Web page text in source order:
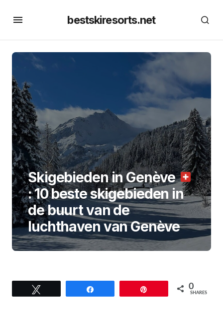
bestskiresorts.net
Skigebieden in Genève
: 10 beste skigebieden in
de buurt van de
luchthaven van Genève
0
SHARES